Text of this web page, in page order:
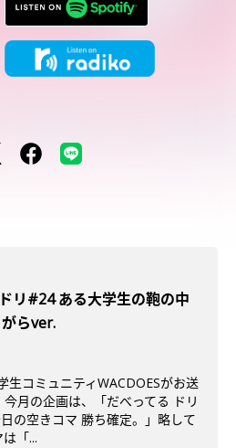
リ#24 ある大学生の鞄の中
らver.
生コミュニティWACDOESがお送
月の企画は、「だべってる ドリ
の空きコマ 勝ち確定。」略して
「...